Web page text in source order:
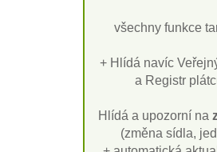
všechny funkce
+ Hlídá navíc
a Registr
Hlídá a upozorní na
(změna sídla,